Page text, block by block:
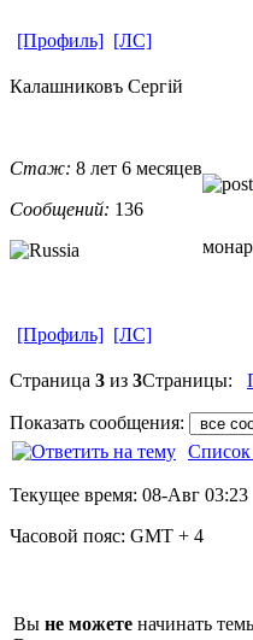
[Профиль] [ЛС]
Калашниковъ Сергiй
Стаж: 8 лет 6 месяцев
Сообщений: 136
[Профиль] [ЛС]
Страница 3 из 3Страницы:
Показать сообщения:
Список
Текущее время: 08-Авг 03:23
Часовой пояс: GMT + 4
Вы не можете начинать